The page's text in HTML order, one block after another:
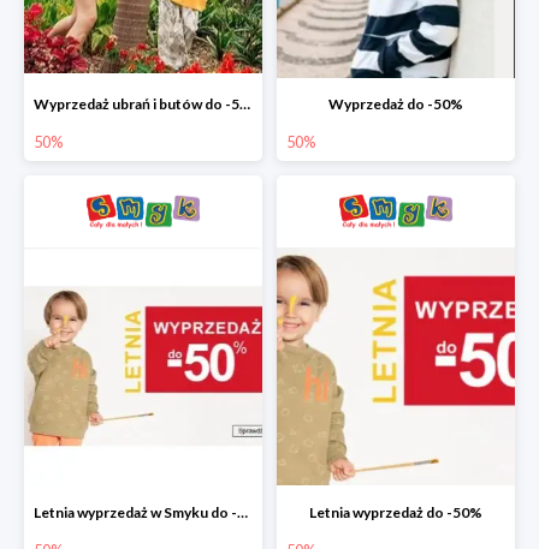
Wyprzedaż ubrań i butów do -50%
50%
Wyprzedaż do -50%
50%
Letnia wyprzedaż w Smyku do -50% Letnia wyprzedaż do -50%